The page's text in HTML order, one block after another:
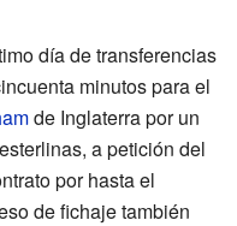
día de transferencias
minutos para el
de Inglaterra por un
a petición del
por hasta el
de fichaje también